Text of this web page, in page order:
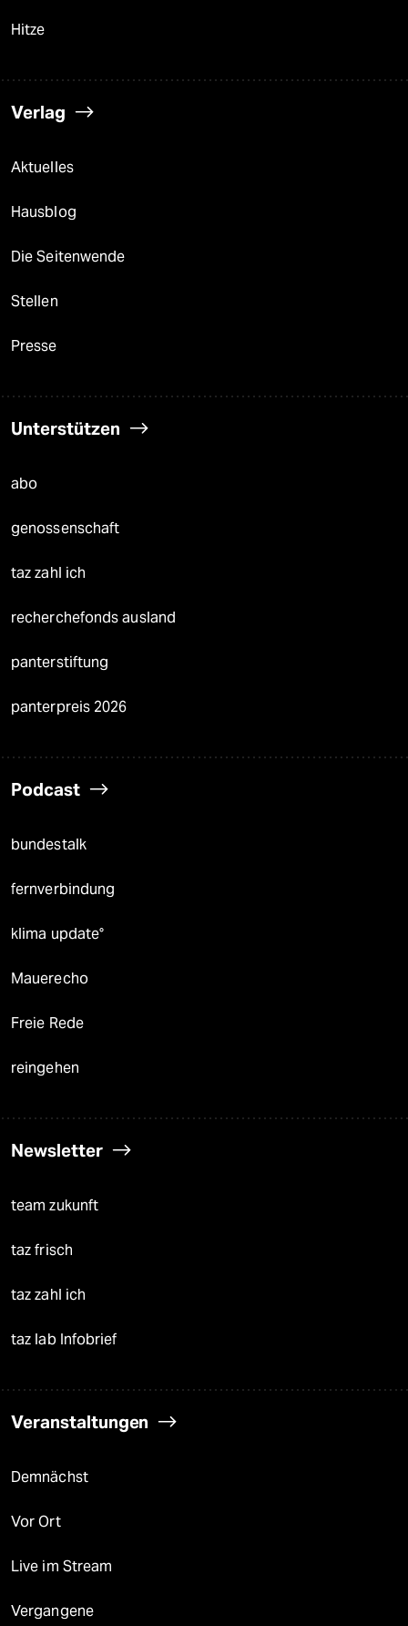
Hitze
Verlag
Aktuelles
Hausblog
Die Seitenwende
Stellen
Presse
Unterstützen
abo
genossenschaft
taz zahl ich
recherchefonds ausland
panterstiftung
panterpreis 2026
Podcast
bundestalk
fernverbindung
klima update°
Mauerecho
Freie Rede
reingehen
Newsletter
team zukunft
taz frisch
taz zahl ich
taz lab Infobrief
Veranstaltungen
Demnächst
Vor Ort
Live im Stream
Vergangene